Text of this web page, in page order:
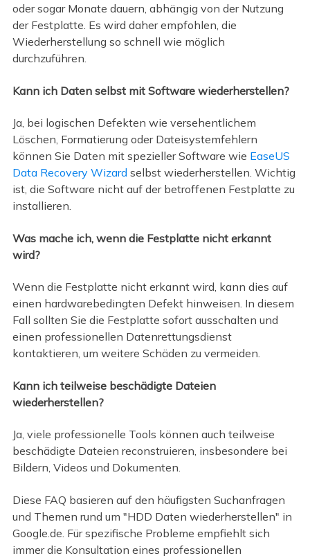
oder sogar Monate dauern, abhängig von der Nutzung
der Festplatte. Es wird daher empfohlen, die
Wiederherstellung so schnell wie möglich
durchzuführen.
Kann ich Daten selbst mit Software wiederherstellen?
Ja, bei logischen Defekten wie versehentlichem
Löschen, Formatierung oder Dateisystemfehlern
können Sie Daten mit spezieller Software wie EaseUS
Data Recovery Wizard selbst wiederherstellen. Wichtig
ist, die Software nicht auf der betroffenen Festplatte zu
installieren.
Was mache ich, wenn die Festplatte nicht erkannt
wird?
Wenn die Festplatte nicht erkannt wird, kann dies auf
einen hardwarebedingten Defekt hinweisen. In diesem
Fall sollten Sie die Festplatte sofort ausschalten und
einen professionellen Datenrettungsdienst
kontaktieren, um weitere Schäden zu vermeiden.
Kann ich teilweise beschädigte Dateien
wiederherstellen?
Ja, viele professionelle Tools können auch teilweise
beschädigte Dateien reconstruieren, insbesondere bei
Bildern, Videos und Dokumenten.
Diese FAQ basieren auf den häufigsten Suchanfragen
und Themen rund um "HDD Daten wiederherstellen" in
Google.de. Für spezifische Probleme empfiehlt sich
immer die Konsultation eines professionellen